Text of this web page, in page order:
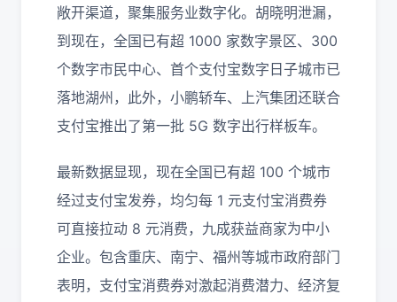
敞开渠道，聚集服务业数字化。胡晓明泄漏，
到现在，全国已有超 1000 家数字景区、300
个数字市民中心、首个支付宝数字日子城市已
落地湖州，此外，小鹏轿车、上汽集团还联合
支付宝推出了第一批 5G 数字出行样板车。
最新数据显现，现在全国已有超 100 个城市
经过支付宝发券，均匀每 1 元支付宝消费券
可直接拉动 8 元消费，九成获益商家为中小
企业。包含重庆、南宁、福州等城市政府部门
表明，支付宝消费券对激起消费潜力、经济复